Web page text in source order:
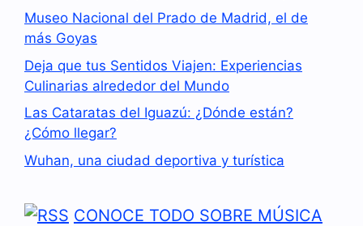
Museo Nacional del Prado de Madrid, el de
más Goyas
Deja que tus Sentidos Viajen: Experiencias
Culinarias alrededor del Mundo
Las Cataratas del Iguazú: ¿Dónde están?
¿Cómo llegar?
Wuhan, una ciudad deportiva y turística
CONOCE TODO SOBRE MÚSICA